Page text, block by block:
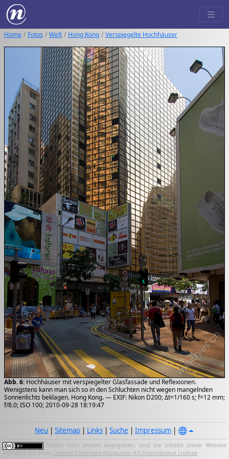
Home Fotos Welt Hong Kong Verspiegelte Hochhäuser
Abb. 6: Hochhäuser mit verspiegelter Glasfassade und Reflexionen.
Wenigstens kann man sich so in den Schluchten nicht wegen mangelnden
Sonnenlichts beklagen. Hong Kong. — EXIF: Nikon D200; Δt=1/160 s; f=12 mm;
f/8.0; ISO 100; 2010-09-28 18:19:47
Neu |Sitemap | Links |Suche |Impressum |
Sofern nicht anders angegeben, sind die Inhalte dieser Website
lizenziert mit einer Creative Commons Attribution 4.0 International License.